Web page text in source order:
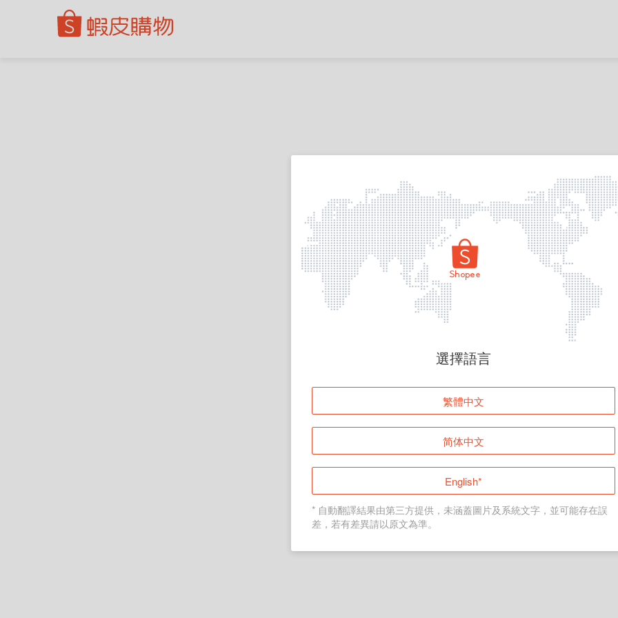
頁面無法顯示
登入
返回首頁
選擇語言
繁體中文
简体中文
English*
* 自動翻譯結果由第三方提供，未涵蓋圖片及系統文字，並可能存在誤
差，若有差異請以原文為準。